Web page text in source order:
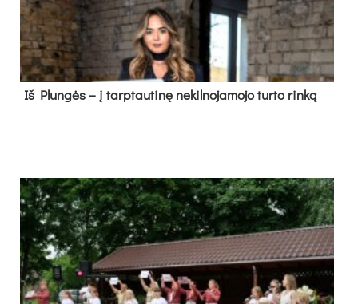
Iš Plungės – į tarptautinę nekilnojamojo turto rinką